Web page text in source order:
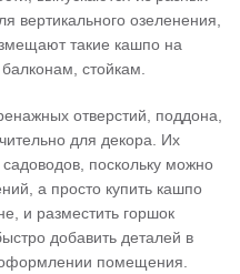
вертикального озеленения,
такие кашпо на
стойкам.
отверстий, поддона,
для декора. Их
поскольку можно
а просто купить кашпо
и разместить горшок
добавить деталей в
оформлении помещения.